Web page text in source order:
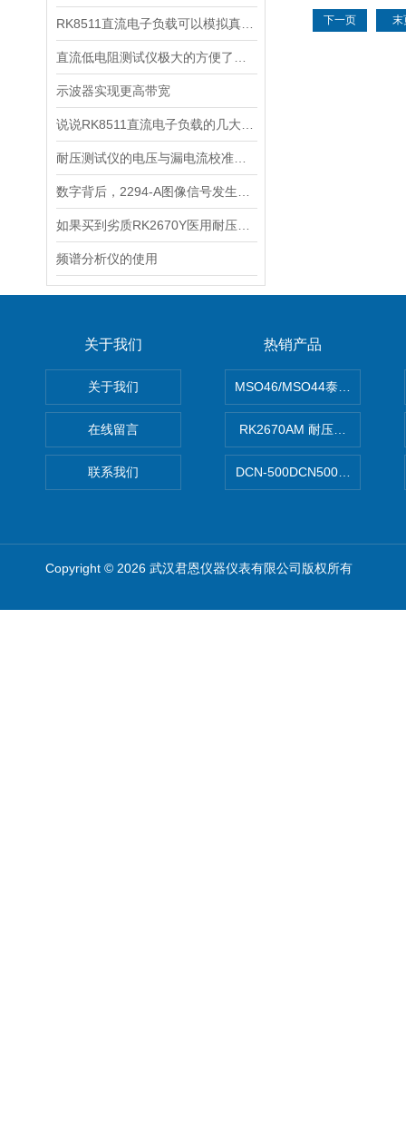
示波器实现更高带宽
频谱分析仪的使用
下一页 末
关于我们
关于我们
在线留言
联系我们
热销产品
MSO46/MSO44泰克
RK2670AM 耐压测试仪
DCN-500DCN500资料收集器
Copyright © 2026 武汉君恩仪器仪表有限公司版权所有